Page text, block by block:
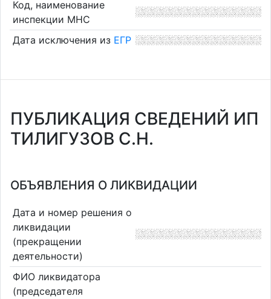
Код, наименование
инспекции МНС
Дата исключения из ЕГР
ПУБЛИКАЦИЯ СВЕДЕНИЙ ИП
ТИЛИГУЗОВ С.Н.
ОБЪЯВЛЕНИЯ О ЛИКВИДАЦИИ
Дата и номер решения о
ликвидации
(прекращении
деятельности)
ФИО ликвидатора
(председателя